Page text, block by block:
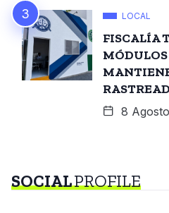
LOCAL
FISCALÍA
8
SOCIALPROFILE